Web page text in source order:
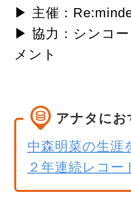
▶ 主催：
▶ 協力：シンコ
メント
アナタに
中森明菜の生涯
２年連続レコー